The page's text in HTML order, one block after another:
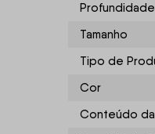
Profundidade
Tamanho
Tipo de
Cor
Conteúdo da